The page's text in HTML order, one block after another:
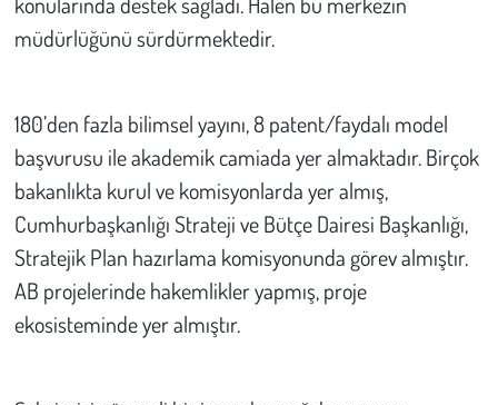
müdürlüğünü sürdürmektedir.
180’den fazla bilimsel yayını, 8 patent/faydalı model
başvurusu ile akademik camiada yer almaktadır. Birçok
bakanlıkta kurul ve komisyonlarda yer almış,
Cumhurbaşkanlığı Strateji ve Bütçe Dairesi Başkanlığı,
Stratejik Plan hazırlama komisyonunda görev almıştır.
AB projelerinde hakemlikler yapmış, proje
ekosisteminde yer almıştır.